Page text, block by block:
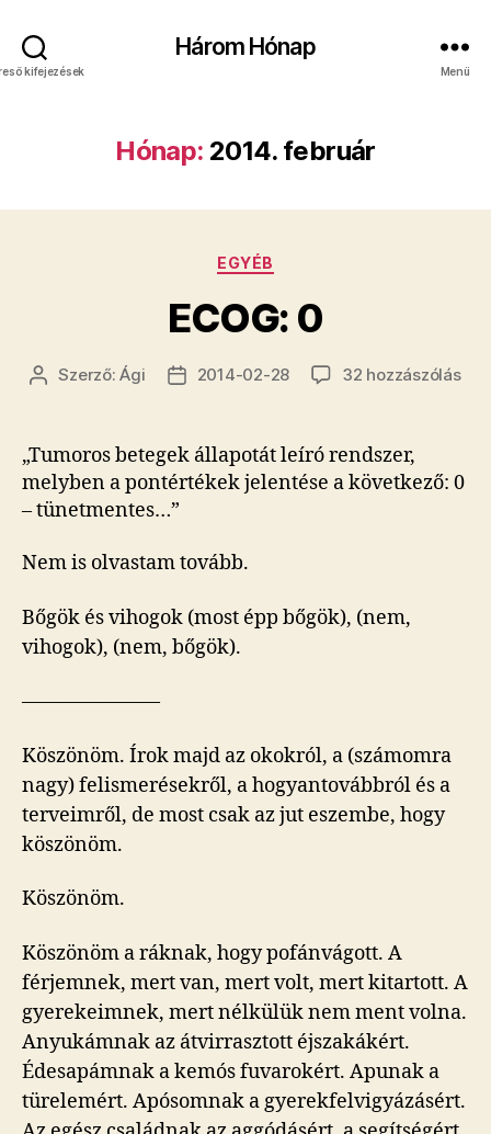
kifejezések
Három Hónap
Menü
Hónap: 2014. február
Kategóriák
EGYÉB
ECOG: 0
Bejegyzés
Szerző:Ági
Bejegyzés
2014-02-28 32 hozzászólás
„Tumoros betegek állapotát leíró rendszer,
melyben a pontértékek jelentése a következő: 0
– tünetmentes…”
Nem is olvastam tovább.
Bőgök és vihogok (most épp bőgök), (nem,
vihogok), (nem, bőgök).
———————
Köszönöm. Írok majd az okokról, a (számomra
nagy) felismerésekről, a hogyantovábbról és a
terveimről, de most csak az jut eszembe, hogy
köszönöm.
Köszönöm.
Köszönöm a ráknak, hogy pofánvágott. A
férjemnek, mert van, mert volt, mert kitartott. A
gyerekeimnek, mert nélkülük nem ment volna.
Anyukámnak az átvirrasztott éjszakákért.
Édesapámnak a kemós fuvarokért. Apunak a
türelemért. Apósomnak a gyerekfelvigyázásért.